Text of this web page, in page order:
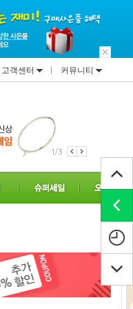
고객센터 커뮤니티
1/3